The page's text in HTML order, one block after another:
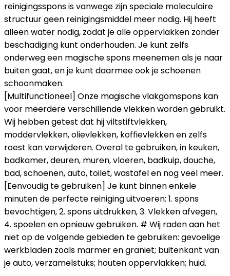
reinigingsspons is vanwege zijn speciale moleculaire
structuur geen reinigingsmiddel meer nodig. Hij heeft
alleen water nodig, zodat je alle oppervlakken zonder
beschadiging kunt onderhouden. Je kunt zelfs
onderweg een magische spons meenemen als je naar
buiten gaat, en je kunt daarmee ook je schoenen
schoonmaken.
[Multifunctioneel] Onze magische vlakgomspons kan
voor meerdere verschillende vlekken worden gebruikt.
Wij hebben getest dat hij viltstiftvlekken,
moddervlekken, olievlekken, koffievlekken en zelfs
roest kan verwijderen. Overal te gebruiken, in keuken,
badkamer, deuren, muren, vloeren, badkuip, douche,
bad, schoenen, auto, toilet, wastafel en nog veel meer.
[Eenvoudig te gebruiken] Je kunt binnen enkele
minuten de perfecte reiniging uitvoeren: 1. spons
bevochtigen, 2. spons uitdrukken, 3. Vlekken afvegen,
4. spoelen en opnieuw gebruiken. # Wij raden aan het
niet op de volgende gebieden te gebruiken: gevoelige
werkbladen zoals marmer en graniet; buitenkant van
je auto, verzamelstuks; houten oppervlakken; huid.